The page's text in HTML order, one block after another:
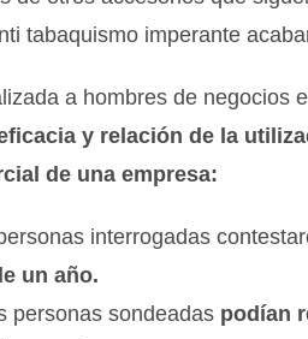
tabaquismo imperante
a hombres de negocios
y relación de la
de una empresa:
interrogadas
un año.
personas sondeadas podían